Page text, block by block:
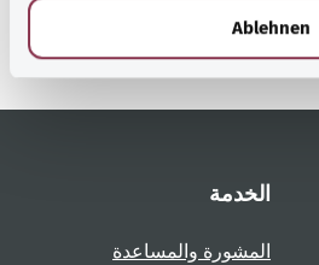
Ablehnen
وزارة الصحة الاتحادية.
الخدمة
المشورة والمساعدة